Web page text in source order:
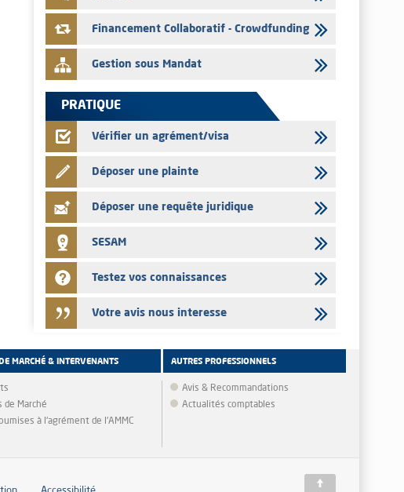
L' AMMC publie les indicateurs mensuels du marché des
Financement Collaboratif - Crowdfunding
Gestion sous Mandat
PRATIQUE
Vérifier un agrément/visa
Déposer une plainte
Déposer une requête juridique
SESAM
Testez vos connaissances
Votre avis nous interesse
MARCHÉ & INTERVENANTS
de Marché
à l'agrément de l'AMMC
AUTRES PROFESSIONNELS
Avis & Recommandations
Actualités comptables